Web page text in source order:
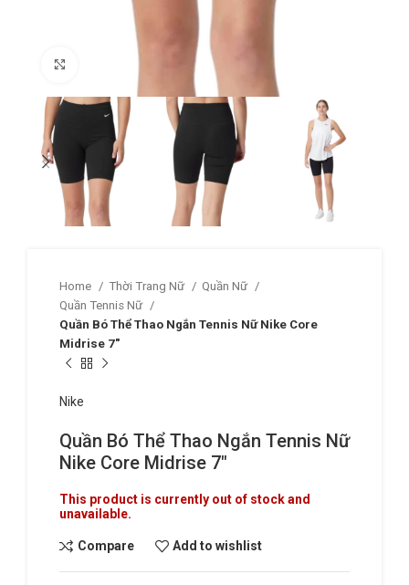
Home Thời Trang Nữ
Quần Nữ
Quần Tennis Nữ
Quần Bó Thể Thao Ngắn Tennis Nữ Nike Core
Midrise 7″
Nike
Quần Bó Thể Thao Ngắn Tennis Nữ
Nike Core Midrise 7″
This product is currently out of stock and
unavailable.
Compare Add to wishlist